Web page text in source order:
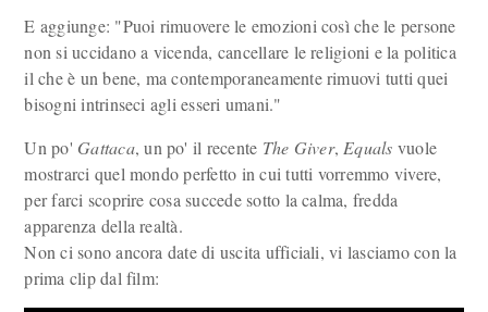
E aggiunge: "Puoi rimuovere le emozioni così che le persone
non si uccidano a vicenda, cancellare le religioni e la politica
il che è un bene, ma contemporaneamente rimuovi tutti quei
bisogni intrinseci agli esseri umani."
Un po' Gattaca, un po' il recente The Giver, Equals vuole
mostrarci quel mondo perfetto in cui tutti vorremmo vivere,
per farci scoprire cosa succede sotto la calma, fredda
apparenza della realtà.
Non ci sono ancora date di uscita ufficiali, vi lasciamo con la
prima clip dal film: